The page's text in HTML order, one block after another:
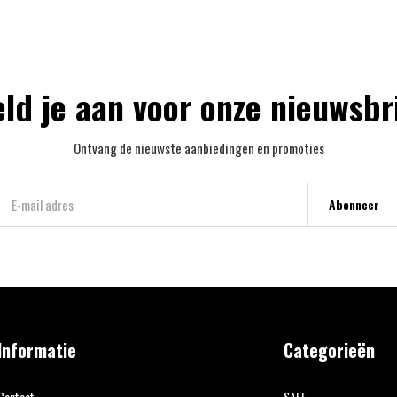
je aan voor onze
Ontvang de nieuwste aanbiedingen en promoties
Abonneer
Categorieën